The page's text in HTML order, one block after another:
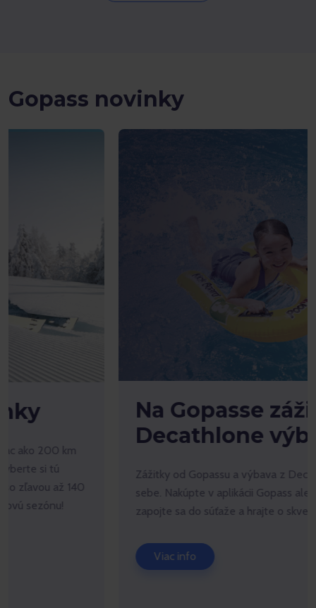
Gopass novinky
Na Gopasse zážitky, v
Decathlone výbava
Zážitky od Gopassu a výbava z Decathlonu patria k
sebe. Nakúpte v aplikácii Gopass alebo Decathlon,
zapojte sa do súťaže a hrajte o skvelé ceny.